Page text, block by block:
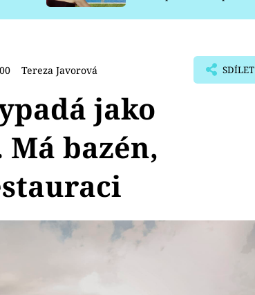
Tereza Javorová SDÍLET
jako
bazén,